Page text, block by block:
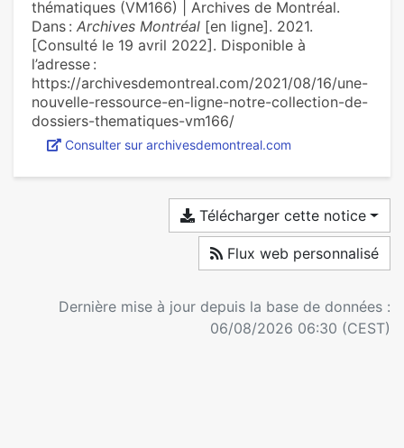
thématiques (VM166) | Archives de Montréal.
Dans : Archives Montréal [en ligne]. 2021.
[Consulté le 19 avril 2022]. Disponible à
l’adresse :
https://archivesdemontreal.com/2021/08/16/une-
nouvelle-ressource-en-ligne-notre-collection-de-
dossiers-thematiques-vm166/
Consulter sur archivesdemontreal.com
Télécharger cette notice
Flux web personnalisé
Dernière mise à jour depuis la base de données :
06/08/2026 06:30 (CEST)